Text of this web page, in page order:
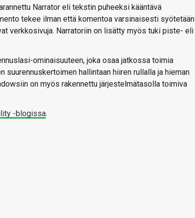
Narrator eli tekstin puheeksi kääntävä
tekee ilman että komentoa varsinaisesti syötetään
verkkosivuja. Narratoriin on lisätty myös tuki piste- eli
ominaisuuteen, joka osaa jatkossa toimia
hallintaan hiiren rullalla ja hieman
on myös rakennettu järjestelmätasolla toimiva
-blogissa.